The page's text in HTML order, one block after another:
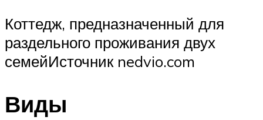
Коттедж, предназначенный для
раздельного проживания двух
семейИсточник nedvio.com
Виды